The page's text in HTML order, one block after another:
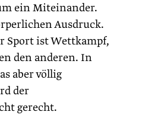
ein Miteinander.
Ausdruck.
Sport ist Wettkampf,
den anderen. In
aber völlig
der
gerecht.